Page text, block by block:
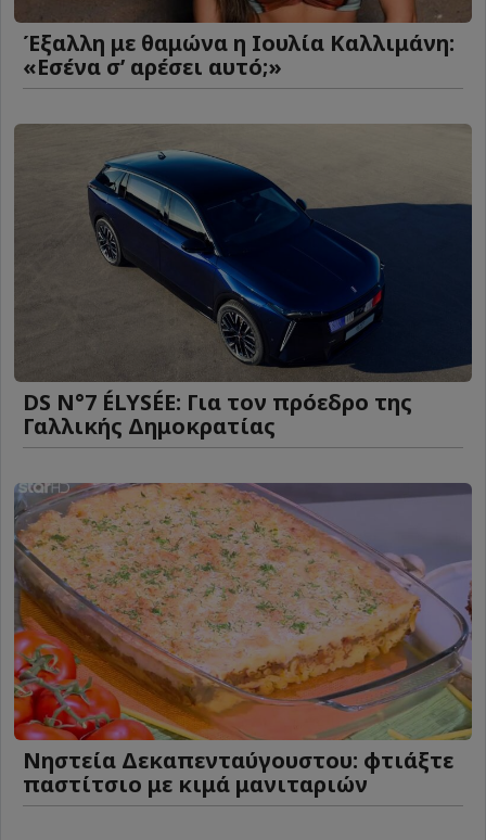
Έξαλλη με θαμώνα η Ιουλία Καλλιμάνη:
«Εσένα σ’ αρέσει αυτό;»
DS N°7 ÉLYSÉE: Για τον πρόεδρο της
Γαλλικής Δημοκρατίας
Νηστεία Δεκαπενταύγουστου: φτιάξτε
παστίτσιο με κιμά μανιταριών